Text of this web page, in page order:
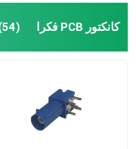
کانکتور PCB فکرا (54)